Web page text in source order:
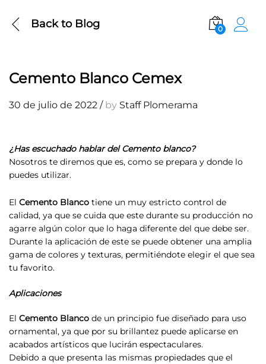
Back toBlog 0
Cemento Blanco Cemex
30 de julio de 2022 /by Staff Plomerama
¿Has escuchado hablar del Cemento blanco?
Nosotros te diremos que es, como se prepara y donde lo
puedes utilizar.
El Cemento Blanco tiene un muy estricto control de
calidad, ya que se cuida que este durante su producción no
agarre algún color que lo haga diferente del que debe ser.
Durante la aplicación de este se puede obtener una amplia
gama de colores y texturas, permitiéndote elegir el que sea
tu favorito.
Aplicaciones
El Cemento Blanco de un principio fue diseñado para uso
ornamental, ya que por su brillantez puede aplicarse en
acabados artísticos que lucirán espectaculares.
Debido a que presenta las mismas propiedades que el